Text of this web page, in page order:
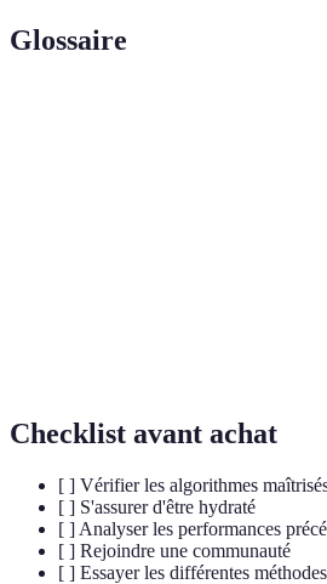
Glossaire
Checklist avant achat
[ ] Vérifier les algorithmes
[ ] S'assurer d'être hydraté
[ ] Analyser les performances
[ ] Rejoindre une communauté
[ ] Essayer les différentes